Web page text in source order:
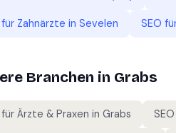
für Zahnärzte in Sevelen SEO
Branchen in Grabs
für Ärzte & Praxen in Grabs